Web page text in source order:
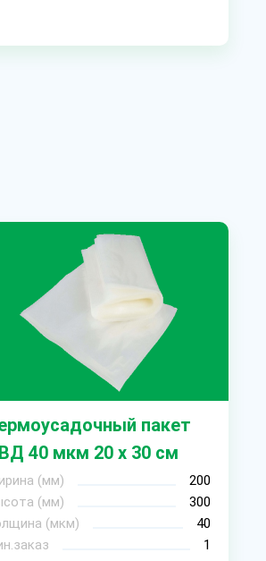
пакет
40 мкм 20 х 30 см
(мм)
200
(мм)
300
(мкм)
40
1